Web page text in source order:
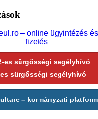
es sürgősségi segélyhívó
– kormányzati platform